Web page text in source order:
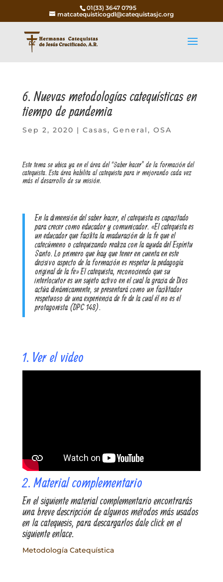
01(33) 3647 0795
matcatequisticogdl@catequistasjc.org
6. Nuevas metodologías catequísticas en
tiempo de pandemia
Sep 2, 2020 | Casas, General, OSA
Este tema se ubica ya en el área del “Saber hacer” de la formación del
catequista. Esta área habilita al catequista para ir mejorando cada vez
más el desarrollo de su misión.
En la dimensión del saber hacer, el catequista es capacitado
para crecer como educador y comunicador. «El catequista es
un educador que facilita la maduración de la fe que el
catecúmeno o catequizando realiza con la ayuda del Espíritu
Santo. Lo primero que hay que tener en cuenta en este
decisivo aspecto de la formación es respetar la pedagogía
original de la fe» El catequista, reconociendo que su
interlocutor es un sujeto activo en el cual la gracia de Dios
actúa dinámicamente, se presentará como un facilitador
respetuoso de una experiencia de fe de la cual él no es el
protagonista (DPC 148).
1. Ver el video
2. Material complementario
En el siguiente material complementario encontrarás
una breve descripción de algunos métodos más usados
en la catequesis, para descargarlos dale click en el
siguiente enlace.
Metodología Catequística